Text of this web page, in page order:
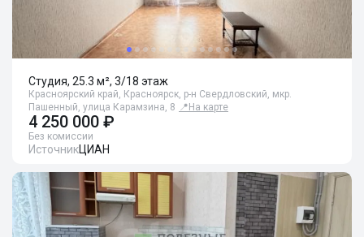
Студия, 25.3 м², 3/18 этаж
Красноярский край, Красноярск, р-н Свердловский, мкр.
Пашенный, улица Карамзина, 8 📍 На карте
4 250 000 ₽
Без комиссии
ИсточникЦИАН